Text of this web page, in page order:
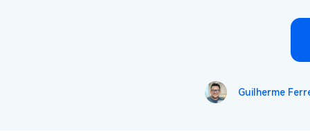
Recuperar Dados Perdidos de iPhone/
Android Recovery
Recuperar Arquivos no Android Sem
DLL
Guilherme